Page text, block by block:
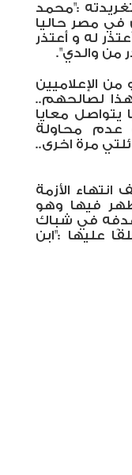
:"محمد
مصر حاليا
له و أعتذر
من والدي".
من الإعلاميين
لصالحهم..
معايا
عدم محاولة
مرة اخرى..
الأزمة
فيها وهو
في شباك
عليها :"ابن